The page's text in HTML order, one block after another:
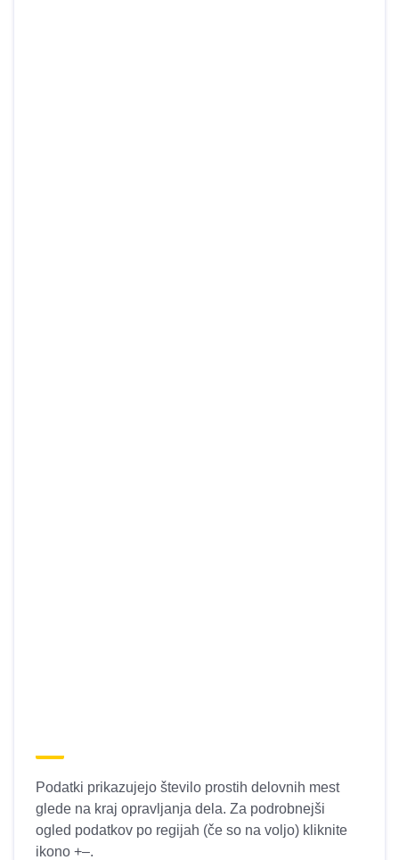
Podatki prikazujejo število prostih delovnih mest
glede na kraj opravljanja dela. Za podrobnejši
ogled podatkov po regijah (če so na voljo) kliknite
ikono +–.